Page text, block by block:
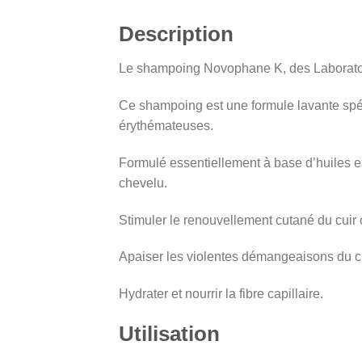
Description
Le shampoing Novophane K, des
Ce shampoing est une formule lavante
érythémateuses.
Formulé essentiellement à base d’huiles
chevelu.
Stimuler le renouvellement cutané du cuir
Apaiser les violentes démangeaisons du
Hydrater et nourrir la fibre capillaire.
Utilisation